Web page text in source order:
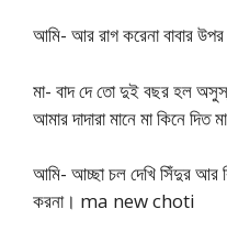
আমি- আর রাগ করেনা বাবার উপর
মা- বাদ দে তো দুই বছর হল
আমার দাদারা মানে মা কিনে দিত
আমি- আচ্ছা চল দেখি সিঁদুর আর
করনা। ma new choti